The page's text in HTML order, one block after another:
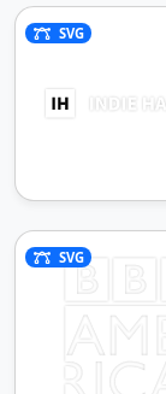
SVG
SVG